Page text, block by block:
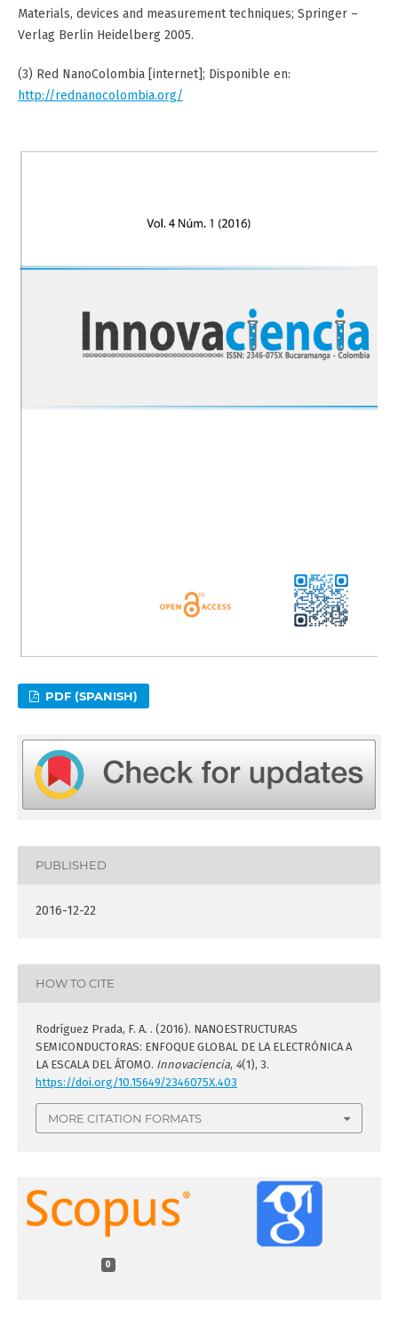
Materials, devices and measurement techniques; Springer –
Verlag Berlin Heidelberg 2005.
(3) Red NanoColombia [internet]; Disponible en:
http://rednanocolombia.org/
PDF (SPANISH)
PUBLISHED
2016-12-22
HOW TO CITE
Rodríguez Prada, F. A. . (2016). NANOESTRUCTURAS
SEMICONDUCTORAS: ENFOQUE GLOBAL DE LA ELECTRÓNICA A
LA ESCALA DEL ÁTOMO. Innovaciencia, 4(1), 3.
https://doi.org/10.15649/2346075X.403
MORE CITATION FORMATS
0